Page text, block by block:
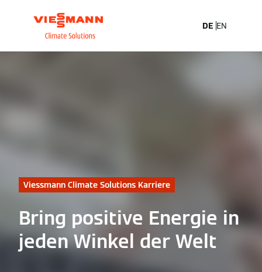
DE EN
Viessmann Climate Solutions Karriere
Bring positive Energie in
jeden Winkel der Welt